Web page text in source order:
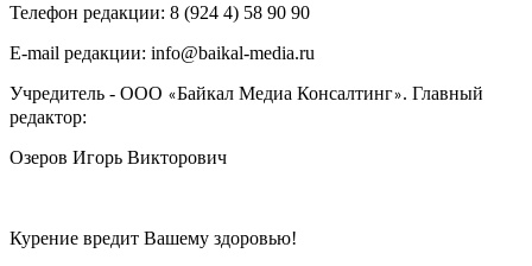
Телефон редакции: ‎‎8 (924 4) 58 90 90
E-mail редакции: info@baikal-media.ru
Учредитель - ООО «Байкал Медиа Консалтинг». Главный
редактор:
Озеров Игорь Викторович
Курение вредит Вашему здоровью!